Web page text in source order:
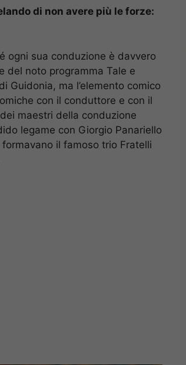
di non avere più le forze:
ogni sua conduzione è davvero
del noto programma Tale e
Guidonia, ma l’elemento comico
con il conduttore e con il
maestri della conduzione
legame con Giorgio Panariello
il famoso trio Fratelli